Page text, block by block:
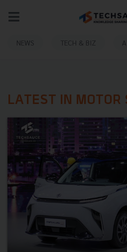
NEWS TECH & BIZ
LATEST IN MOTOR